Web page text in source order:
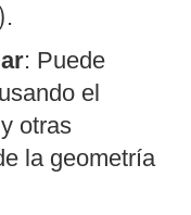
.
: Puede
el
y otras
la geometría